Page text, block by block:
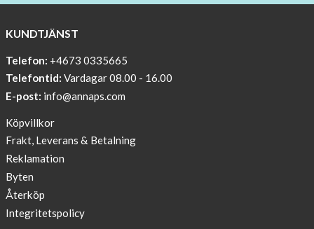
PRINT
undisturbed
Blogger
on
AnnaPS.com
Report
from
congress
KUNDTJÄNST
Telefon: +4673 0335665
Telefontid: Vardagar 08.00 - 16.00
E-post: info@annaps.com
Köpvillkor
Frakt, Leverans & Betalning
Reklamation
Byten
Återköp
Integritetspolicy